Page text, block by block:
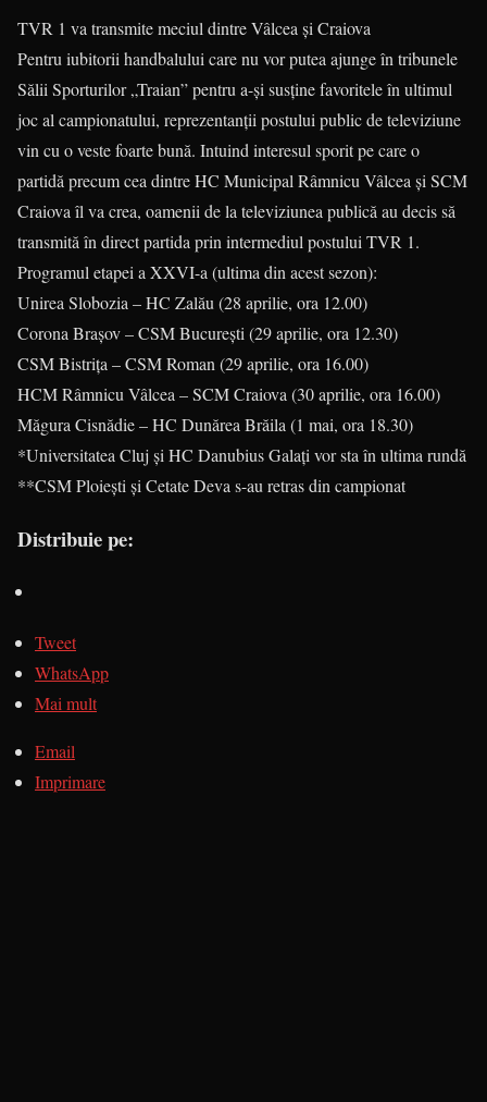
TVR 1 va transmite meciul dintre Vâlcea și Craiova
Pentru iubitorii handbalului care nu vor putea ajunge în tribunele
Sălii Sporturilor „Traian” pentru a-și susține favoritele în ultimul
joc al campionatului, reprezentanții postului public de televiziune
vin cu o veste foarte bună. Intuind interesul sporit pe care o
partidă precum cea dintre HC Municipal Râmnicu Vâlcea și SCM
Craiova îl va crea, oamenii de la televiziunea publică au decis să
transmită în direct partida prin intermediul postului TVR 1.
Programul etapei a XXVI-a (ultima din acest sezon):
Unirea Slobozia – HC Zalău (28 aprilie, ora 12.00)
Corona Brașov – CSM București (29 aprilie, ora 12.30)
CSM Bistrița – CSM Roman (29 aprilie, ora 16.00)
HCM Râmnicu Vâlcea – SCM Craiova (30 aprilie, ora 16.00)
Măgura Cisnădie – HC Dunărea Brăila (1 mai, ora 18.30)
*Universitatea Cluj și HC Danubius Galați vor sta în ultima rundă
**CSM Ploiești și Cetate Deva s-au retras din campionat
Distribuie pe:
Tweet
WhatsApp
Mai mult
Email
Imprimare